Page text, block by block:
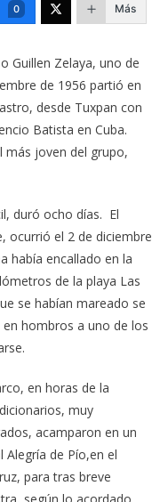
0 Más
Guillen Zelaya, uno de
de 1956 partió en
desde Tuxpan con
Batista en Cuba.
joven del grupo,
duró ocho días. El
ocurrió el 2 de diciembre
había encallado en la
de la playa Las
se habían mareado se
hombros a uno de los
en horas de la
muy
acamparon en un
de Pío,en el
para tras breve
según lo acordado